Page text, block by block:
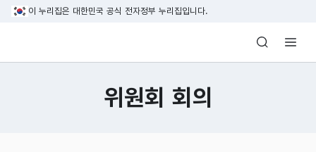
본문 바로가기
이 누리집은 대한민국 공식 전자정부 누리집입니다.
방송미디어통신위원회 Korea Media
위원회 회의